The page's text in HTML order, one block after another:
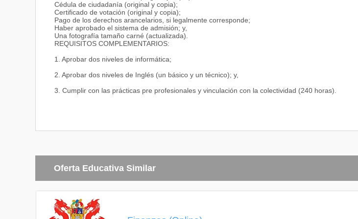
HABILIDADES Y DESTREZAS:
Habilidades de Comunicación y trabajo en equipo;
Hábitos de estudio;
Manejo de Tecnologías básicas de la información y comunicación;
Poseer actitudes y aptitudes de liderazgo participativo;
Poseer destrezas para la ejecución de tareas de investigación y aprendizaje constante.
Disposición al cambio en las formas de organización, tanto para el aprendizaje como para la vida;
Interés por estudiar y participar en el ámbito político y social para transformarlo.
Perfil de Egreso
Para el Sistema Financiero
Cédula de ciudadanía (original y copia);
Certificado de votación (original y copia);
Pago de los derechos arancelarios, si legalmente corresponde;
Haber aprobado el sistema de admisión; y,
Una fotografía tamaño carné (actualizada).
REQUISITOS COMPLEMENTARIOS:
1. Aprobar dos niveles de informática;
2. Aprobar dos niveles de Inglés (un básico y un técnico); y,
3. Cumplir con las prácticas pre profesionales y vinculación con la colectividad (240 horas).
Oferta Educativa Similar